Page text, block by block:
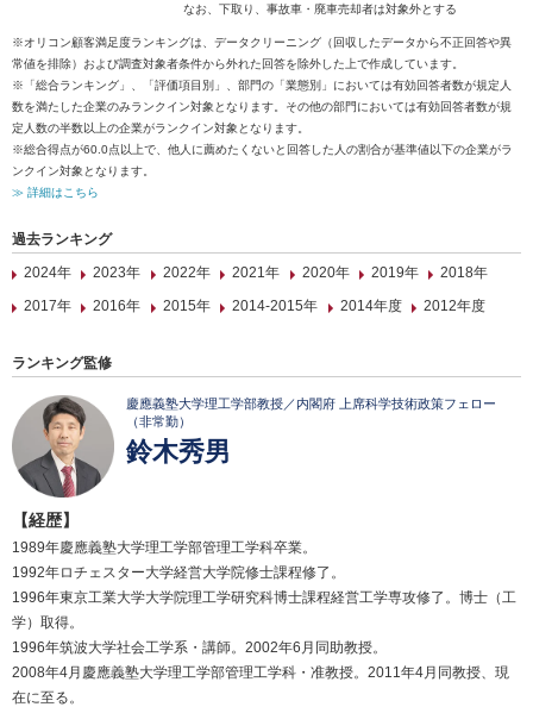
なお、下取り、事故車・廃車売却者は対象外とする
※オリコン顧客満足度ランキングは、データクリーニング（回収したデータから不正回答や異
常値を排除）および調査対象者条件から外れた回答を除外した上で作成しています。
※「総合ランキング」、「評価項目別」、部門の「業態別」においては有効回答者数が規定人
数を満たした企業のみランクイン対象となります。その他の部門においては有効回答者数が規
定人数の半数以上の企業がランクイン対象となります。
※総合得点が60.0点以上で、他人に薦めたくないと回答した人の割合が基準値以下の企業がラ
ンクイン対象となります。
≫ 詳細はこちら
過去ランキング
2024年
2023年 2022年 2021年 2020年 2019年
2018年
2017年
2016年 2015年 2014-2015年 2014年度 2012年度
ランキング監修
慶應義塾大学理工学部教授／内閣府 上席科学技術政策フェロー
（非常勤）
鈴木秀男
【経歴】
1989年慶應義塾大学理工学部管理工学科卒業。
1992年ロチェスター大学経営大学院修士課程修了。
1996年東京工業大学大学院理工学研究科博士課程経営工学専攻修了。博士（工
学）取得。
1996年筑波大学社会工学系・講師。2002年6月同助教授。
2008年4月慶應義塾大学理工学部管理工学科・准教授。2011年4月同教授、現
在に至る。